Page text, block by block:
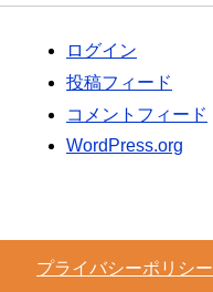
ログイン
投稿フィード
コメントフィード
WordPress.org
プライバシーポリシー